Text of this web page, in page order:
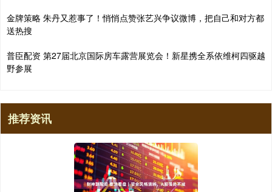
金牌策略 朱丹又惹事了！悄悄点赞张艺兴争议微博，把自己和对方都
送热搜
普臣配资 第27届北京国际房车露营展览会！新星携全系依维柯四驱越
野参展
推荐资讯